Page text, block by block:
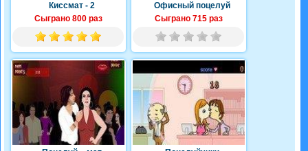
Киссмат - 2
Сыграно 800 раз
Офисный поцелуй
Сыграно 715 раз